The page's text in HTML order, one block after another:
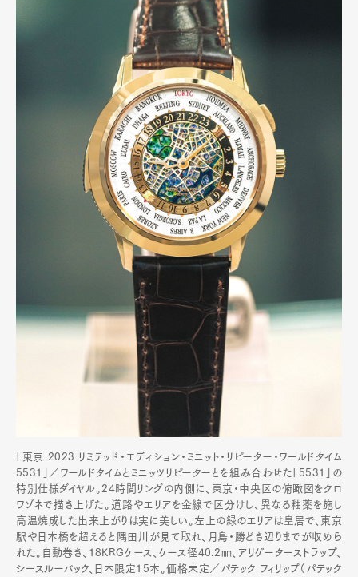
「東京 2023 リミテッド・エディション・ミニット・リピーター・ワールドタイム
5531」／ワールドタイムとミニッツリピーターとを組み合わせた「5531」の
特別仕様ダイヤル。24時間リングの内側に、東京・中央区の俯瞰図をクロ
ワゾネで描き上げた。道路やエリアを金線で区分けし、異なる釉薬を施し
高温焼成した出来上がりは実に美しい。左上の緑のエリアは皇居で、東京
駅や日本橋を超えると隅田川が見て取れ、月島・勝どき辺りまでが収めら
れた。自動巻き、18KRGケース、ケース径40.2㎜、アリゲーターストラップ、
シースルーバック、日本限定15本。価格未定／パテック フィリップ（パテック